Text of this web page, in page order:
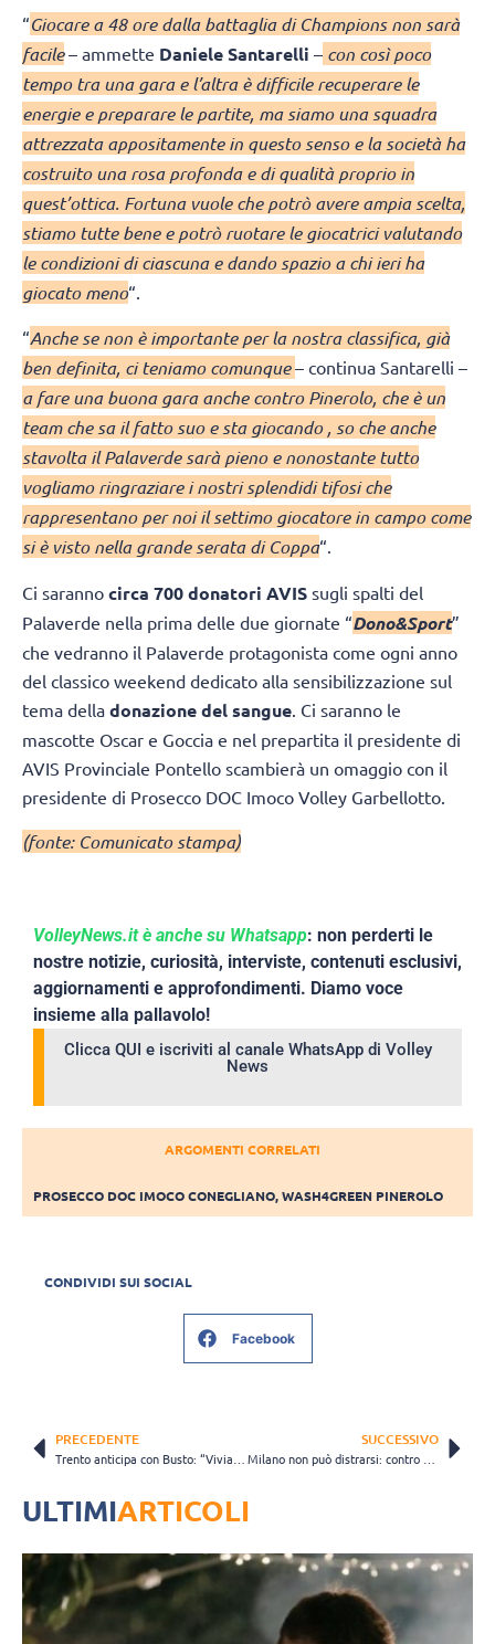
“Giocare a 48 ore dalla battaglia di Champions non sarà
facile– ammette Daniele Santarelli – con così poco
tempo tra una gara e l’altra è difficile recuperare le
energie e preparare le partite, ma siamo una squadra
attrezzata appositamente in questo senso e la società ha
costruito una rosa profonda e di qualità proprio in
quest’ottica. Fortuna vuole che potrò avere ampia scelta,
stiamo tutte bene e potrò ruotare le giocatrici valutando
le condizioni di ciascuna e dando spazio a chi ieri ha
giocato meno“.
“Anche se non è importante per la nostra classifica, già
ben definita, ci teniamo comunque– continua Santarelli –
a fare una buona gara anche contro Pinerolo, che è un
team che sa il fatto suo e sta giocando , so che anche
stavolta il Palaverde sarà pieno e nonostante tutto
vogliamo ringraziare i nostri splendidi tifosi che
rappresentano per noi il settimo giocatore in campo come
si è visto nella grande serata di Coppa“.
Ci saranno circa 700 donatori AVIS sugli spalti del
Palaverde nella prima delle due giornate “Dono&Sport”
che vedranno il Palaverde protagonista come ogni anno
del classico weekend dedicato alla sensibilizzazione sul
tema della donazione del sangue . Ci saranno le
mascotte Oscar e Goccia e nel prepartita il presidente di
AVIS Provinciale Pontello scambierà un omaggio con il
presidente di Prosecco DOC Imoco Volley Garbellotto.
(fonte: Comunicato stampa)
VolleyNews.it è anche su Whatsapp: non perderti le
nostre notizie, curiosità, interviste, contenuti esclusivi,
aggiornamenti e approfondimenti. Diamo voce
insieme alla pallavolo!
Clicca QUI e iscriviti al canale WhatsApp di Volley
News
ARGOMENTI CORRELATI
PROSECCO DOC IMOCO CONEGLIANO,WASH4GREEN PINEROLO
CONDIVIDI SUI SOCIAL
Facebook
PRECEDENTE
Trento anticipa con Busto: “Viviamo il presente con voglia di mettere in campo le nostre qualità”
SUCCESSIVO
Milano non può distrarsi: contro Firenze servono i 3 punti
ULTIMIARTICOLI